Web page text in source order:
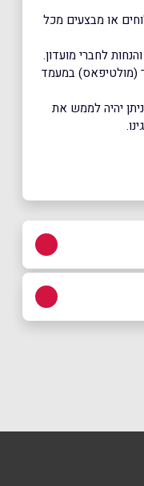
או מבצעים מכל
לחברי מועדון.
(מולטיפאס) במעמד
יהיה לממש את